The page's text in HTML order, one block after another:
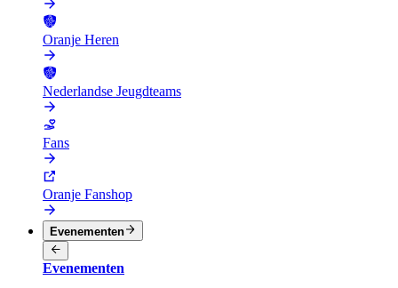
Oranje Heren
Nederlandse Jeugdteams
Fans
Oranje Fanshop
Evenementen
Evenementen